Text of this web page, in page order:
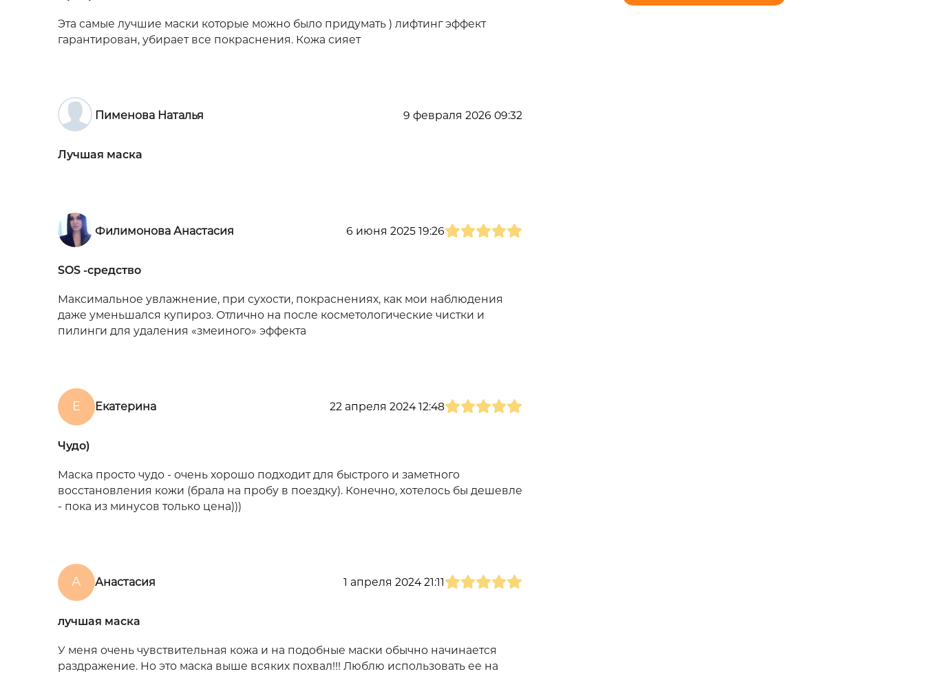
Эта самые лучшие маски которые можно было придумать ) лифтинг эффект
гарантирован, убирает все покраснения. Кожа сияет
Пименова Наталья 9 февраля 2026 09:32
Лучшая маска
Филимонова Анастасия 6 июня 2025 19:26
SOS -средство
Максимальное увлажнение, при сухости, покраснениях, как мои наблюдения
даже уменьшался купироз. Отлично на после косметологические чистки и
пилинги для удаления «змеиного» эффекта
Е Екатерина 22 апреля 2024 12:48
Чудо)
Маска просто чудо - очень хорошо подходит для быстрого и заметного
восстановления кожи (брала на пробу в поездку). Конечно, хотелось бы дешевле
- пока из минусов только цена)))
А Анастасия 1 апреля 2024 21:11
лучшая маска
У меня очень чувствительная кожа и на подобные маски обычно начинается
раздражение. Но это маска выше всяких похвал!!! Люблю использовать ее на